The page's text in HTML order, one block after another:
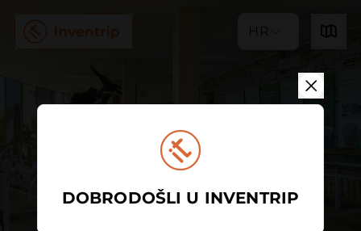
HR
DOBRODOŠLI U INVENTRIP